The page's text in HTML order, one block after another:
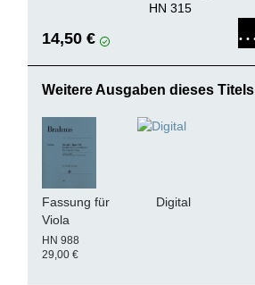
HN 315
14,50 €
Weitere Ausgaben dieses Titels
Fassung für
Viola
HN 988
29,00 €
Digital